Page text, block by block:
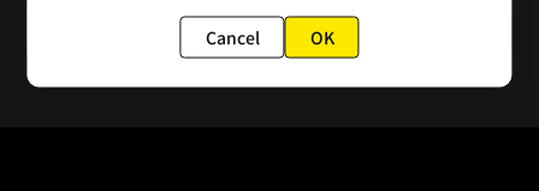
第30話【重生】新生
Cancel OK